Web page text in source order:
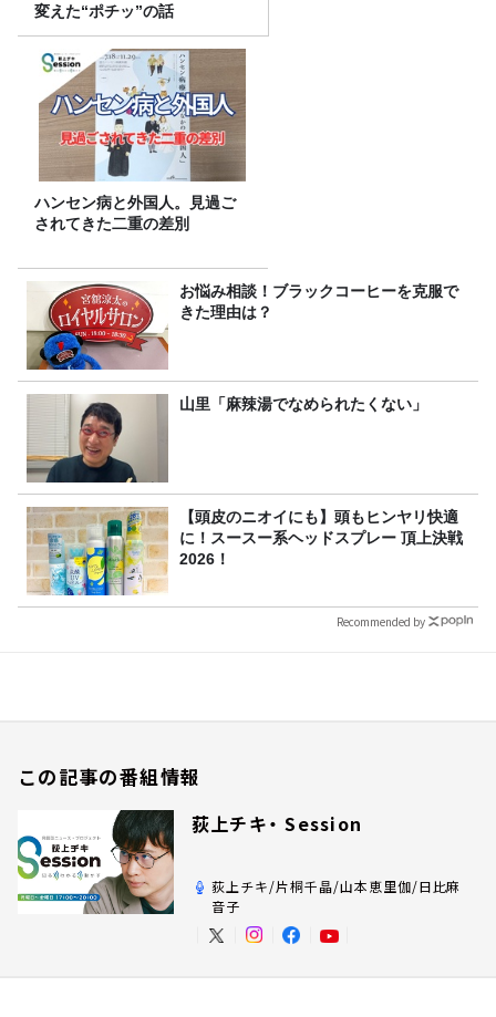
変えた“ポチッ”の話
ハンセン病と外国人。見過ご
されてきた二重の差別
お悩み相談！ブラックコーヒーを克服で
きた理由は？
山里「麻辣湯でなめられたくない」
【頭皮のニオイにも】頭もヒンヤリ快適
に！スースー系ヘッドスプレー 頂上決戦
2026！
Recommended by
この記事の番組情報
荻上チキ・ Session
荻上チキ/片桐千晶/山本恵里伽/日比麻
音子